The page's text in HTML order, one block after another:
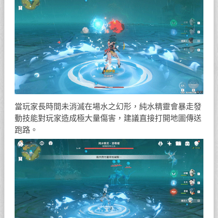
當玩家長時間未消滅在場水之幻形，純水精靈會暴走發
動技能對玩家造成極大量傷害，建議直接打開地圖傳送
跑路。